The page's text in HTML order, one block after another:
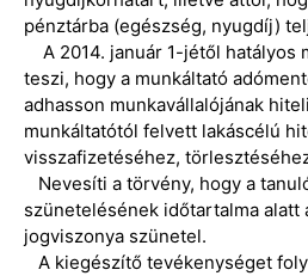
pénztárba (egészség, nyugdíj)
A 2014. január 1-jétől hatályos
teszi, hogy a munkáltató
adhasson munkavállalójának
munkáltatótól felvett lakáscélú
visszafizetéséhez,
Nevesíti a törvény, hogy a
szünetelésének időtartalma alatt
jogviszonya szünetel.
A kiegészítő tevékenységet